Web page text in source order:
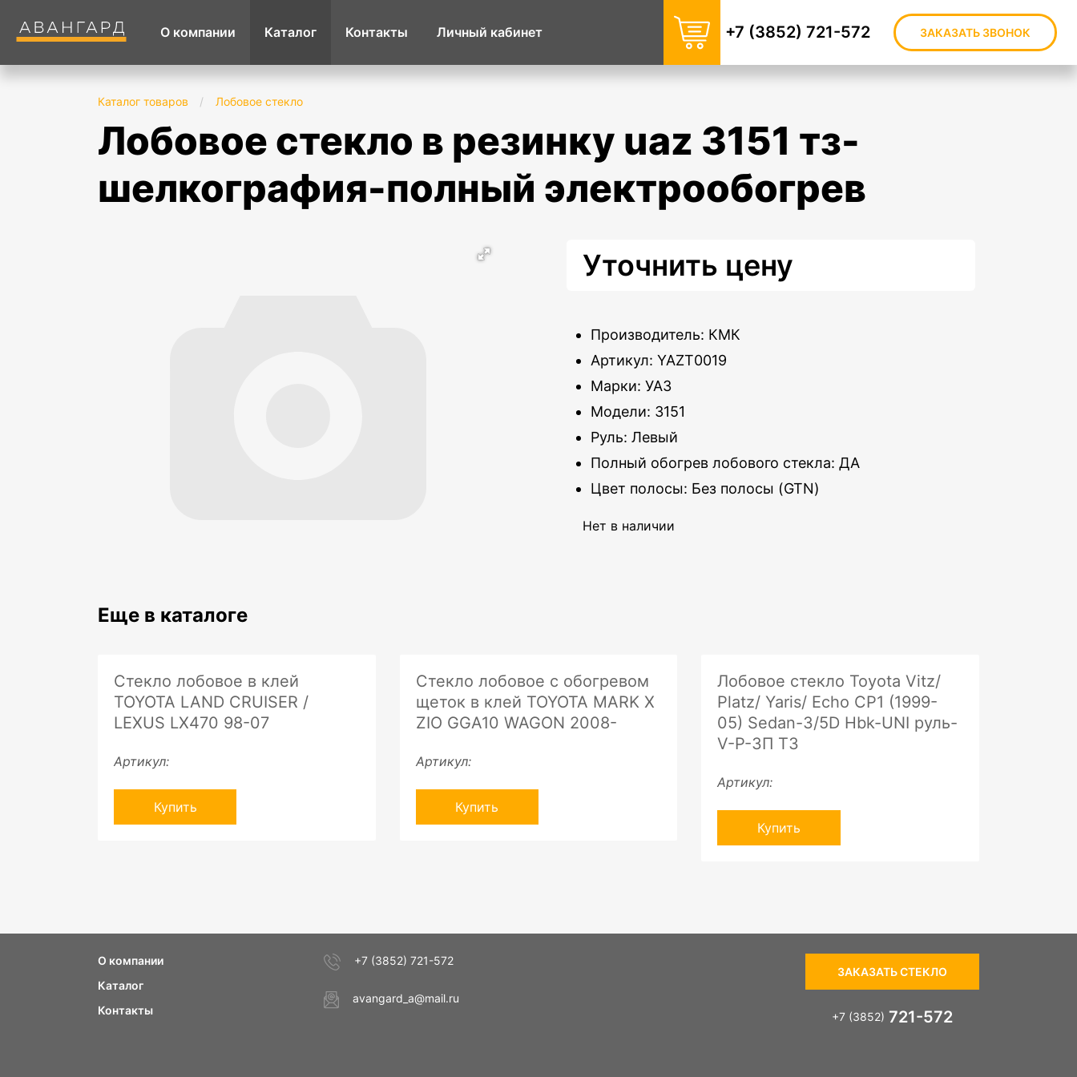
О компании Каталог Контакты Личный кабинет +7 (3852) 721-572 ЗАКАЗАТЬ ЗВОНОК
Каталог товаров / Лобовое стекло
лобовое стекло в резинку uaz 3151 тз-
шелкография-полный электрообогрев
Уточнить цену
Производитель: КМК
Артикул: YAZT0019
Марки: УАЗ
Модели: 3151
Руль: Левый
Полный обогрев лобового стекла: ДА
Цвет полосы: Без полосы (GTN)
Нет в наличии
Еще в каталоге
Стекло лобовое в клей
TOYOTA LAND CRUISER /
LEXUS LX470 98-07
Артикул:
Купить
Стекло лобовое с обогревом
щеток в клей TOYOTA MARK X
ZIO GGA10 WAGON 2008-
Артикул:
Купить
Лобовое стекло Toyota Vitz/
Platz/ Yaris/ Echo CP1 (1999-
05) Sedan-3/5D Hbk-UNI руль-
V-P-ЗП ТЗ
Артикул:
Купить
О компании
Каталог
Контакты
+7 (3852) 721-572
avangard_a@mail.ru
ЗАКАЗАТЬ СТЕКЛО
+7 (3852) 721-572